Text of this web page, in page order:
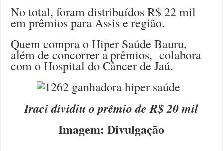
No total, foram distribuídos R$ 22 mil
em prêmios para Assis e região.
Quem compra o Hiper Saúde Bauru,
além de concorrer a prêmios, colabora
com o Hospital do Câncer de Jaú.
Iraci dividiu o prêmio de R$ 20 mil
Imagem: Divulgação